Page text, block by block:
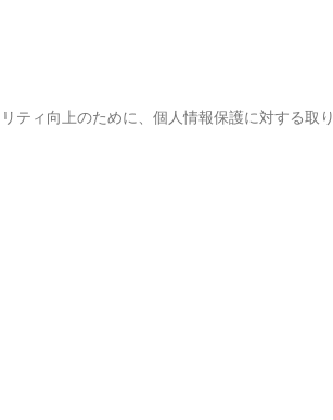
ティ向上のために、個人情報保護に対する取